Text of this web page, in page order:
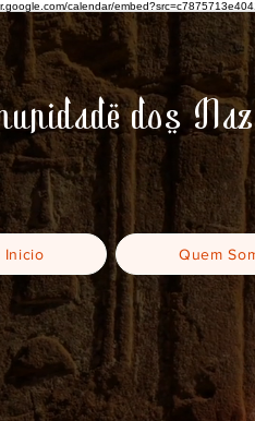
calendar/
dos
Inicio Quem